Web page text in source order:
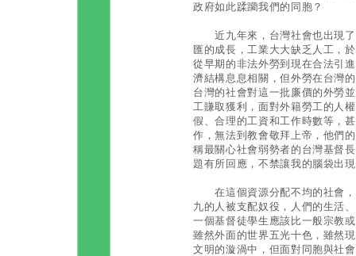
政府如此蹂躪我們的同胞？
近九年來，台灣社會也出現了
匯的成長，工業大大缺乏人工，
從早期的非法外勞到現在合法引
濟結構息息相關，但外勞在台灣
台灣的社會對這一批廉價的外勞
工賺取獲利，面對外籍勞工的人
假、合理的工資和工作時數等，
作，無法到教會敬拜上帝，他們
稱最關心社會弱勢者的台灣基督
題有所回應，不禁讓我的腦袋出
在這個資源分配不均的社會，
九的人被支配奴役，人們的生活
一個基督徒學生應該比一般宗教
雖然外面的世界五光十色，雖然
文明的漩渦中，但面對同胞與社